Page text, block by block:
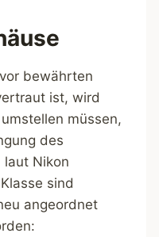
bewährten
ist, wird
müssen,
des
laut Nikon
sind
angeordnet